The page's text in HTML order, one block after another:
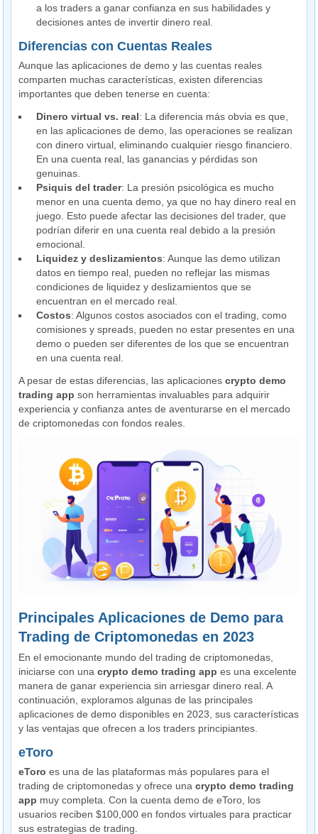
a los traders a ganar confianza en sus habilidades y
decisiones antes de invertir dinero real.
Diferencias con Cuentas Reales
Aunque las aplicaciones de demo y las cuentas reales
comparten muchas características, existen diferencias
importantes que deben tenerse en cuenta:
Dinero virtual vs. real: La diferencia más obvia es que,
en las aplicaciones de demo, las operaciones se realizan
con dinero virtual, eliminando cualquier riesgo financiero.
En una cuenta real, las ganancias y pérdidas son
genuinas.
Psiquis del trader: La presión psicológica es mucho
menor en una cuenta demo, ya que no hay dinero real en
juego. Esto puede afectar las decisiones del trader, que
podrían diferir en una cuenta real debido a la presión
emocional.
Liquidez y deslizamientos: Aunque las demo utilizan
datos en tiempo real, pueden no reflejar las mismas
condiciones de liquidez y deslizamientos que se
encuentran en el mercado real.
Costos: Algunos costos asociados con el trading, como
comisiones y spreads, pueden no estar presentes en una
demo o pueden ser diferentes de los que se encuentran
en una cuenta real.
A pesar de estas diferencias, las aplicacionescrypto demo
trading app son herramientas invaluables para adquirir
experiencia y confianza antes de aventurarse en el mercado
de criptomonedas con fondos reales.
Principales Aplicaciones de Demo para
Trading de Criptomonedas en 2023
En el emocionante mundo del trading de criptomonedas,
iniciarse con unacrypto demo trading app es una excelente
manera de ganar experiencia sin arriesgar dinero real. A
continuación, exploramos algunas de las principales
aplicaciones de demo disponibles en 2023, sus características
y las ventajas que ofrecen a los traders principiantes.
eToro
eToro es una de las plataformas más populares para el
trading de criptomonedas y ofrece unacrypto demo trading
app muy completa. Con la cuenta demo de eToro, los
usuarios reciben $100,000 en fondos virtuales para practicar
sus estrategias de trading.